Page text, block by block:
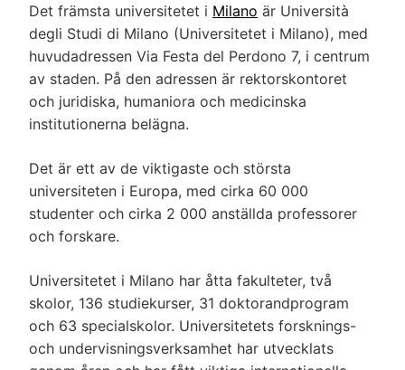
Det främsta universitetet i Milano är Università
degli Studi di Milano (Universitetet i Milano), med
huvudadressen Via Festa del Perdono 7, i centrum
av staden. På den adressen är rektorskontoret
och juridiska, humaniora och medicinska
institutionerna belägna.
Det är ett av de viktigaste och största
universiteten i Europa, med cirka 60 000
studenter och cirka 2 000 anställda professorer
och forskare.
Universitetet i Milano har åtta fakulteter, två
skolor, 136 studiekurser, 31 doktorandprogram
och 63 specialskolor. Universitetets forsknings-
och undervisningsverksamhet har utvecklats